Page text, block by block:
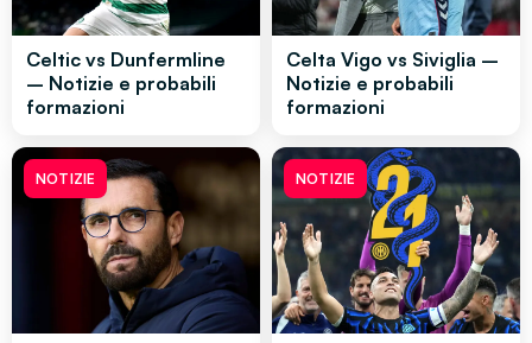
Celtic vs Dunfermline
– Notizie e probabili
formazioni
Celta Vigo vs Siviglia –
Notizie e probabili
formazioni
NOTIZIE NOTIZIE